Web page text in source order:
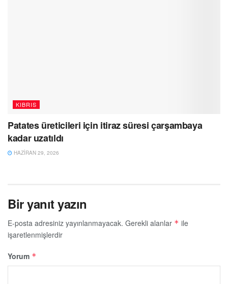
KIBRIS
Patates üreticileri için itiraz süresi çarşambaya
kadar uzatıldı
HAZIRAN 29, 2026
Bir yanıt yazın
E-posta adresiniz yayınlanmayacak. Gerekli alanlar * ile
işaretlenmişlerdir
Yorum *